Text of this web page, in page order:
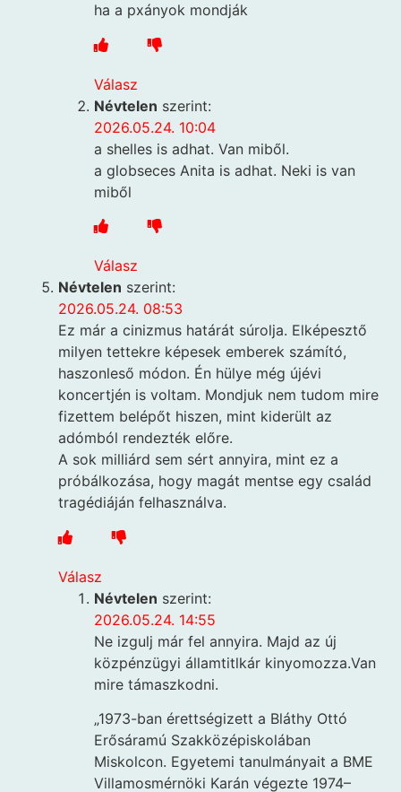
ha a pxányok mondják
Válasz
Névtelen szerint:
2026.05.24. 10:04
a shelles is adhat. Van miből.
a globseces Anita is adhat. Neki is van
miből
Válasz
Névtelen szerint:
2026.05.24. 08:53
Ez már a cinizmus határát súrolja. Elképesztő
milyen tettekre képesek emberek számító,
haszonleső módon. Én hülye még újévi
koncertjén is voltam. Mondjuk nem tudom mire
fizettem belépőt hiszen, mint kiderült az
adómból rendezték előre.
A sok milliárd sem sért annyira, mint ez a
próbálkozása, hogy magát mentse egy család
tragédiáján felhasználva.
Válasz
Névtelen szerint:
2026.05.24. 14:55
Ne izgulj már fel annyira. Majd az új
közpénzügyi államtitlkár kinyomozza.Van
mire támaszkodni.
„1973-ban érettségizett a Bláthy Ottó
Erősáramú Szakközépiskolában
Miskolcon. Egyetemi tanulmányait a BME
Villamosmérnöki Karán végezte 1974–